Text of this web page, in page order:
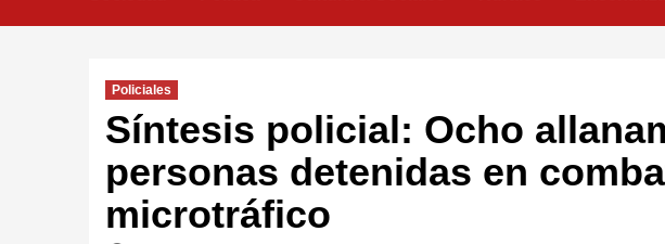
Policiales
Síntesis policial: Ocho
personas detenidas en
microtráfico